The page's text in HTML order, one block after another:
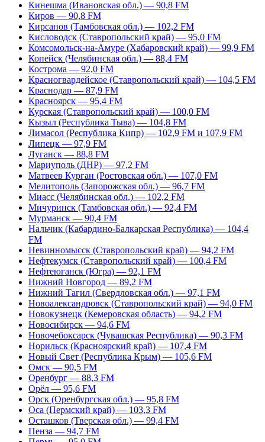
Кинешма (Ивановская обл.) — 90,8 FM
Киров — 90,8 FM
Кирсанов (Тамбовская обл.) — 102,2 FM
Кисловодск (Ставропольский край) — 95,0 FM
Комсомольск-на-Амуре (Хабаровский край) — 99,9 FM
Копейск (Челябинская обл.) — 88,4 FM
Кострома — 92,0 FM
Красногвардейское (Ставропольский край) — 104,5 FM
Краснодар — 87,9 FM
Красноярск — 95,4 FM
Курская (Ставропольский край) — 100,0 FM
Кызыл (Республика Тыва) — 104,8 FM
Лимасол (Республика Кипр) — 102,9 FM и 107,9 FM
Липецк — 97,9 FM
Луганск — 88,8 FM
Мариуполь (ДНР) — 97,2 FM
Матвеев Курган (Ростовская обл.) — 107,0 FM
Мелитополь (Запорожская обл.) — 96,7 FM
Миасс (Челябинская обл.) — 102,2 FM
Мичуринск (Тамбовская обл.) — 92,4 FM
Мурманск — 90,4 FM
Нальчик (Кабардино-Балкарская Республика) — 104,4
FM
Невинномысск (Ставропольский край) — 94,2 FM
Нефтекумск (Ставропольский край) — 100,4 FM
Нефтеюганск (Югра) — 92,1 FM
Нижний Новгород — 89,2 FM
Нижний Тагил (Свердловская обл.) — 97,1 FM
Новоалександровск (Ставропольский край) — 94,0 FM
Новокузнецк (Кемеровская область) — 94,2 FM
Новосибирск — 94,6 FM
Новочебоксарск (Чувашская Республика) — 90,3 FM
Норильск (Красноярский край) — 107,4 FM
Новый Свет (Республика Крым) — 105,6 FM
Омск — 90,5 FM
Оренбург — 88,3 FM
Орёл — 95,6 FM
Орск (Оренбургская обл.) — 95,8 FM
Оса (Пермский край) — 103,3 FM
Осташков (Тверская обл.) — 99,4 FM
Пенза — 94,7 FM